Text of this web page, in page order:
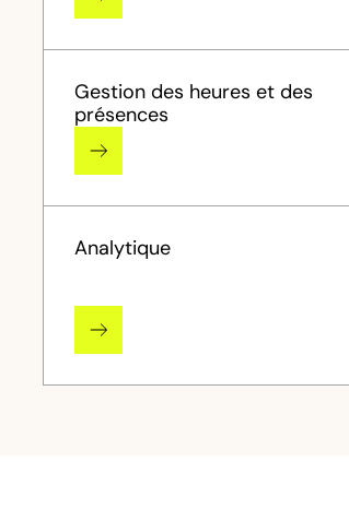
Gestion des heures et des
présences
Analytique